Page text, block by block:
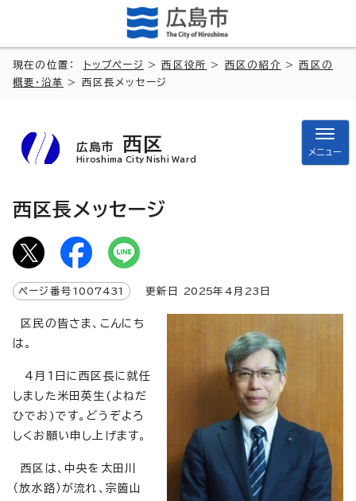
現在の位置： トップページ >西区役所 > 西区の紹介 >西区の
概要・沿革
> 西区長メッセージ
広島市 西区
Hiroshima City Nishi Ward
メニュー
西区長メッセージ
ページ番号 1007431 更新日 2025年4月 23 日
区民の皆さま、こんにち
は。
4月1日に西区長に就任
しました米田英生(よねだ
ひでお)です。どうぞよろ
しくお願い申し上げます。
西区は、中央を太田川
（放水路）が流れ、宗箇山